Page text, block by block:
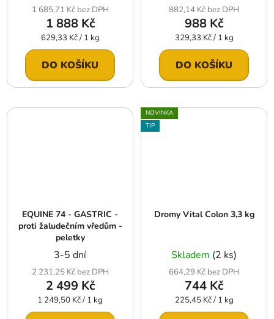
1 685,71 Kč bez DPH
1 888 Kč
Měrná
cena:
629,33 Kč / 1 kg
DO KOŠÍKU
882,14 Kč bez DPH
988 Kč
Měrná
cena:
329,33 Kč / 1 kg
DO KOŠÍKU
EQUINE 74 - GASTRIC -
proti žaludečním vředům -
peletky
3-5 dní
2 231,25 Kč bez DPH
2 499 Kč
Měrná
cena:
1 249,50 Kč / 1 kg
NOVINKA
TIP
Dromy Vital Colon 3,3 kg
Skladem (2 ks)
664,29 Kč bez DPH
744 Kč
Měrná
cena:
225,45 Kč / 1 kg